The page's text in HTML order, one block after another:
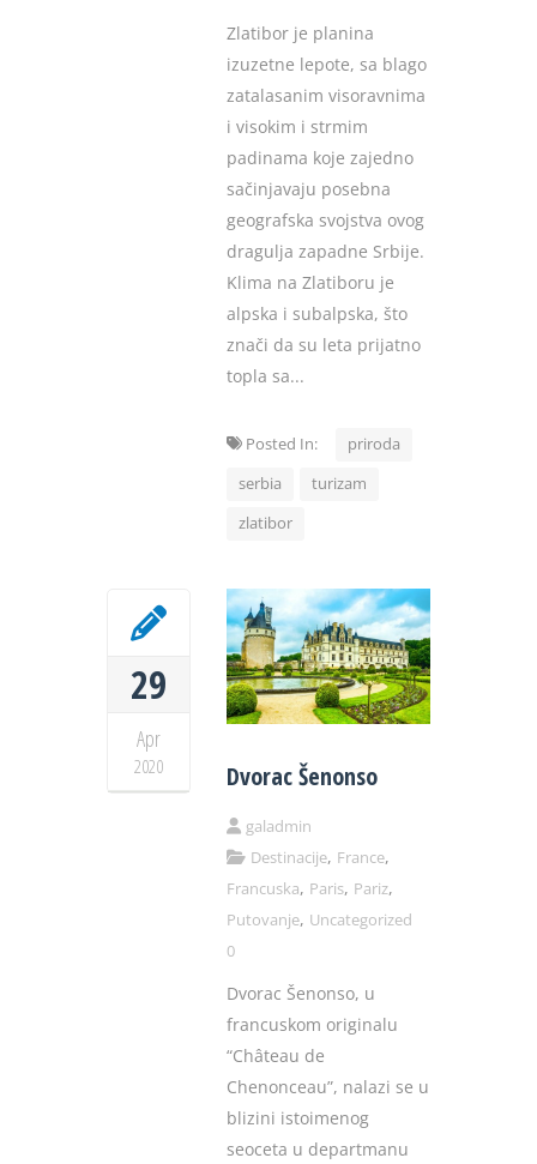
Zlatibor je planina
izuzetne lepote, sa blago
zatalasanim visoravnima
i visokim i strmim
padinama koje zajedno
sačinjavaju posebna
geografska svojstva ovog
dragulja zapadne Srbije.
Klima na Zlatiboru je
alpska i subalpska, što
znači da su leta prijatno
topla sa...
Posted In:
priroda
serbia
turizam
zlatibor
29
Apr
2020 Dvorac Šenonso
galadmin
Destinacije, France,
Francuska, Paris, Pariz,
Putovanje, Uncategorized
0
Dvorac Šenonso, u
francuskom originalu
“Château de
Chenonceau”, nalazi se u
blizini istoimenog
seoceta u departmanu